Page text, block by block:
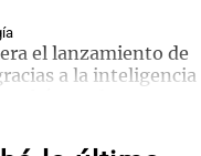
el lanzamiento de
a la inteligencia